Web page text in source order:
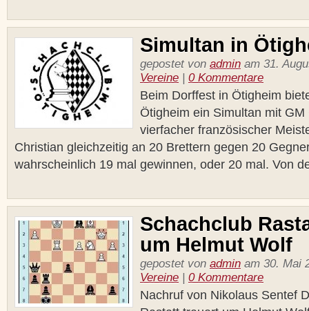
Simultan in
gepostet von admin am 31.
Vereine
0 Kommentare
Beim Dorffest in Ötigheim
Ötigheim ein Simultan mit
vierfacher französischer
Christian gleichzeitig an 20 Brettern gegen 20
wahrscheinlich 19 mal gewinnen, oder 20 mal. Von
Schachclub
um Helmut Wolf
gepostet von admin am 30. Mai
Vereine
0 Kommentare
Nachruf von Nikolaus Sentef